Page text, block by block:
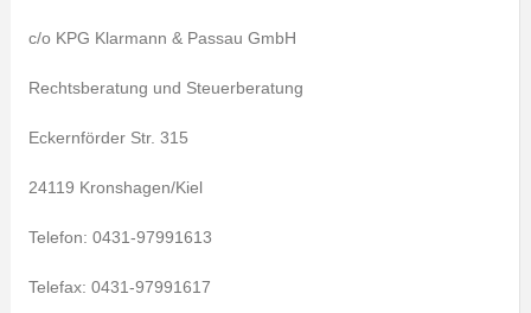
c/o KPG Klarmann & Passau GmbH
Rechtsberatung und Steuerberatung
Eckernförder Str. 315
24119 Kronshagen/Kiel
Telefon: 0431-97991613
Telefax: 0431-97991617